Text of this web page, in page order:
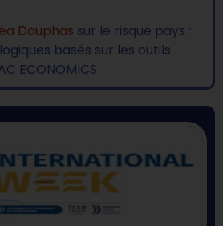
Dauphas sur le risque pays :
basés sur les outils
ECONOMICS